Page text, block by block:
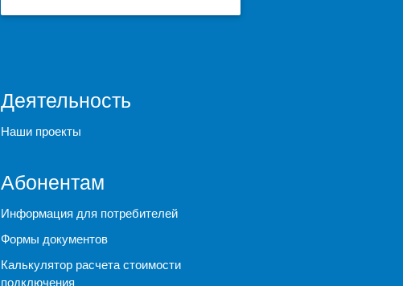
Деятельность
Наши проекты
Абонентам
Информация для потребителей
Формы документов
Калькулятор расчета стоимости
подключения